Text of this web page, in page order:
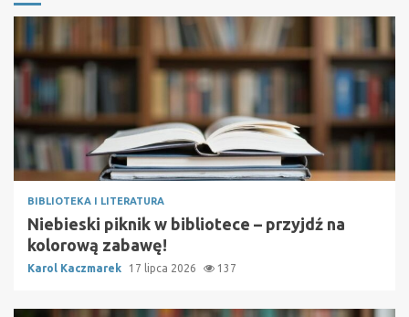
BIBLIOTEKA I LITERATURA
Niebieski piknik w bibliotece – przyjdź na
kolorową zabawę!
Karol Kaczmarek 17 lipca 2026 137